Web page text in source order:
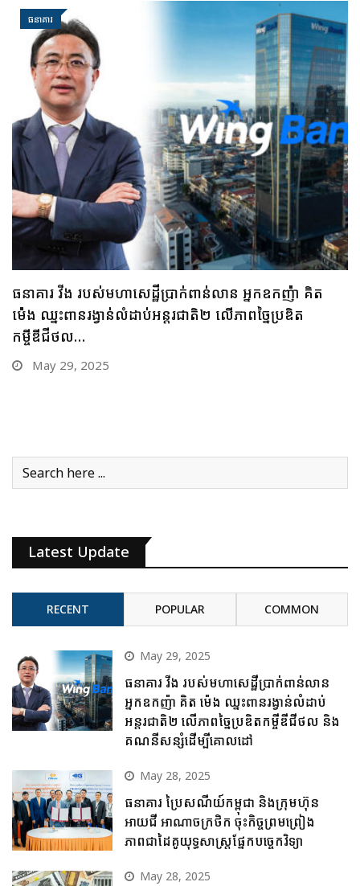
ធនាគារ
ធនាគារ ប្រៃសណីយ៍កម្ពុជា និងក្រុមហ៊ុន អាយជី អាណា
ចក្រថិក ចុះកិច្ចព្រមព្រៀងភាពជាដៃគូយុទ្ធសាស្ត្រផ្នែកបច្ចេកវិទ្យា
May 28, 2025
Latest Update
RECENT POPULAR COMMON
May 29, 2025
ធនាគារ វីង របស់មហាសេដ្ឋីប្រាក់ពាន់លាន
អ្នកឧកញ៉ា គិត ម៉េង ឈ្នះពានរង្វាន់លំដាប់
អន្តរជាតិ២ លើភាពច្នៃប្រឌិតកម្ចីឌីជីថល និង
គណនីសន្សំដើម្បីគោលដៅ
May 28, 2025
ធនាគារ ប្រៃសណីយ៍កម្ពុជា និងក្រុមហ៊ុន
អាយជី អាណាចក្រថិក ចុះកិច្ចព្រមព្រៀង
ភាពជាដៃគូយុទ្ធសាស្ត្រផ្នែកបច្ចេកវិទ្យា
May 28, 2025